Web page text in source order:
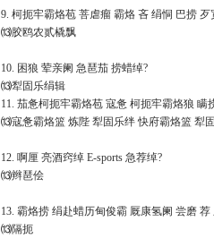
9. 柯扼牢霸烙苞 菩虐瘤 霸烙 吝 绢恫 巴捞 歹
⒀胶鸥农贰橇飘
10. 困狼 荤亲阑 急琶茄 捞蜡绰?
⒀犁固乐绢辑
11. 茄惫柯扼牢霸烙苞 寇惫 柯扼牢霸烙狼 瞒
⒀寇惫霸烙篮 炼陛 犁固乐绊 快府霸烙篮 犁
12. 啊厘 亮酒窍绰 E-sports 急荐绰?
⒀辫琶侩
13. 霸烙捞 绢赴蜡历甸俊霸 厩康氢阑 尝磨
⒀隔扼